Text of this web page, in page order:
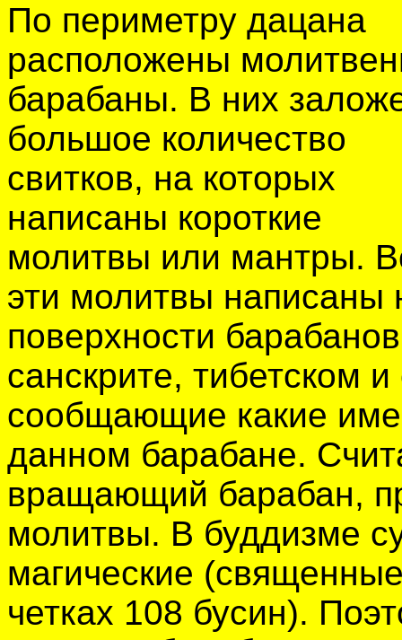
По периметру дацана
расположены
барабаны. В них
большое количество
свитков, на которых
написаны короткие
молитвы или мантры.
эти молитвы написаны
поверхности
санскрите, тибетском
сообщающие какие
данном барабане.
вращающий барабан,
молитвы. В буддизме
магические
четках 108 бусин).